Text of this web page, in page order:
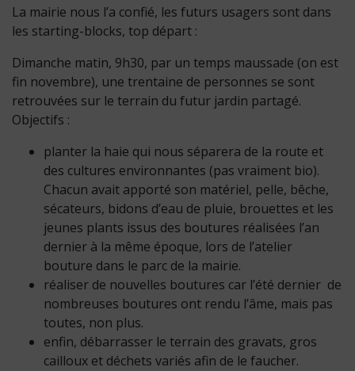
La mairie nous l’a confié, les futurs usagers sont dans
les starting-blocks, top départ :
Dimanche matin, 9h30, par un temps maussade (on est
fin novembre), une trentaine de personnes se sont
retrouvées sur le terrain du futur jardin partagé.
Objectifs :
planter la haie qui nous séparera de la route et
des cultures environnantes (pas vraiment bio).
Chacun avait apporté son matériel, pelle, bêche,
sécateurs, bidons d’eau de pluie, brouettes et les
jeunes plants issus des boutures réalisées l’an
dernier à la même époque, lors de l’atelier
bouture dans le parc de la mairie.
réaliser de nouvelles boutures car l’été dernier de
nombreuses boutures ont rendu l’âme, mais pas
toutes, non plus.
enfin, débarrasser le terrain des gravats, gros
cailloux et déchets variés afin de le faucher.